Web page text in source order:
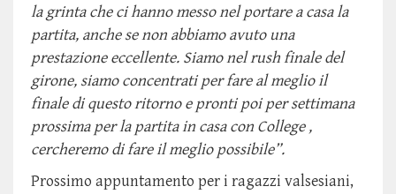
la grinta che ci hanno messo nel portare a casa la
partita, anche se non abbiamo avuto una
prestazione eccellente. Siamo nel rush finale del
girone, siamo concentrati per fare al meglio il
finale di questo ritorno e pronti poi per settimana
prossima per la partita in casa con College ,
cercheremo di fare il meglio possibile”.
Prossimo appuntamento per i ragazzi valsesiani,